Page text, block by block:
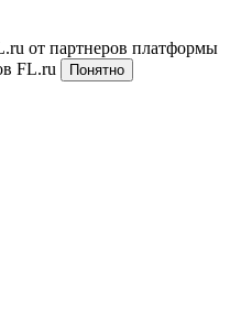
от партнеров платформы
FL.ru
Понятно